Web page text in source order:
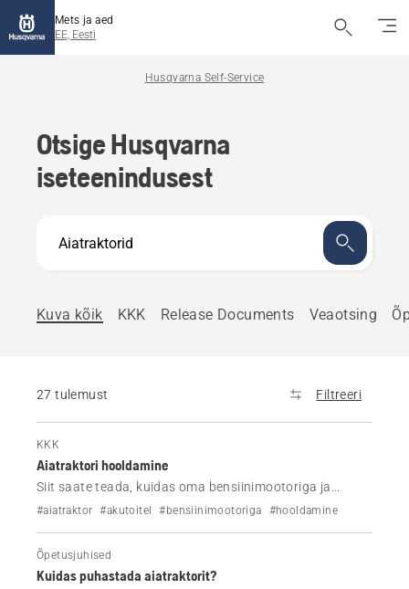
Mets ja aed
EE, Eesti
Husqvarna Self-Service
Otsige Husqvarna
iseteenindusest
saame
Kuva kõik KKK Release Documents Veaotsing
27 tulemust Filtreeri
KKK
Aiatraktori hooldamine
Siit saate teada, kuidas oma bensiinimootoriga ja
akutoitel Husqvarna aiatraktorit hooldada.
#aiatraktor #akutoitel #bensiinimootoriga #hooldamine
Õpetusjuhised
Kuidas puhastada aiatraktorit?